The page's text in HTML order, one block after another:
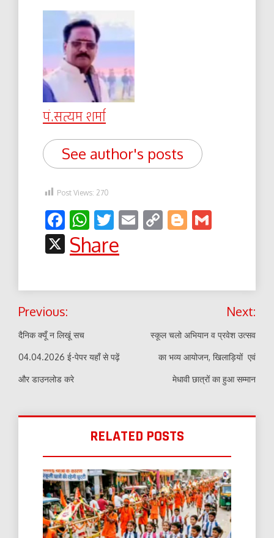
पं.सत्यम शर्मा
See author's posts
Post Views: 270
Facebook
WhatsApp
Twitter
EmailCopyBlogger
X
Share
Post
navigation
Previous:
दैनिक क्यूँ न लिखूं सच
04.04.2026 ई-पेपर यहाँ से पढ़ें
और डाउनलोड करे
Next:
स्कूल चलो अभियान व प्रवेश उत्सव
का भव्य आयोजन, खिलाड़ियों एवं
मेधावी छात्रों का हुआ सम्मान
RELATED POSTS